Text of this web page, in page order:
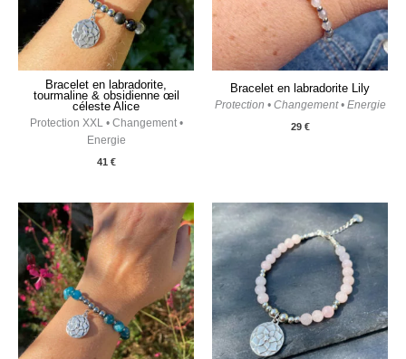
Bracelet en labradorite,
tourmaline & obsidienne œil
céleste Alice
Protection XXL • Changement •
Energie
41 €
Bracelet en labradorite Lily
Protection • Changement • Energie
29 €